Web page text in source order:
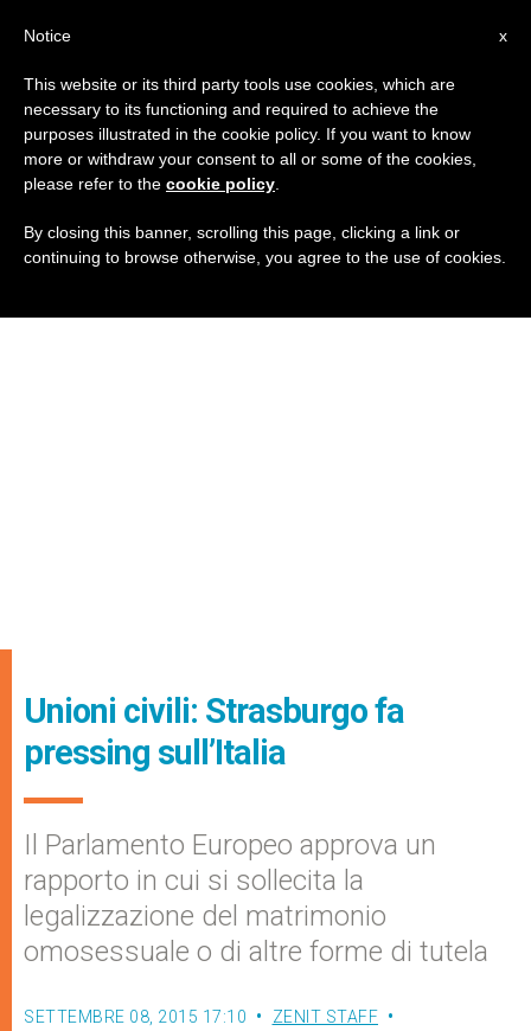
Unioni civili: Strasburgo fa
pressing sull’Italia
Il Parlamento Europeo approva un
rapporto in cui si sollecita la
legalizzazione del matrimonio
omosessuale o di altre forme di tutela
SETTEMBRE 08, 2015 17:10
ZENIT STAFF
x
Notice
This website or its third party tools use cookies, which are
necessary to its functioning and required to achieve the
purposes illustrated in the cookie policy. If you want to know
more or withdraw your consent to all or some of the cookies,
please refer to the cookie policy
By closing this banner, scrolling this page, clicking a link or
continuing to browse otherwise, you agree to the use of cookies.